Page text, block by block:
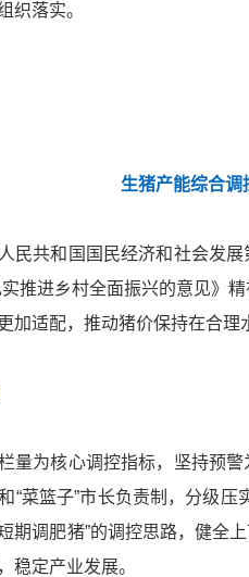
织落实。
生猪产能综合调
民共和国国民经济和社会发
推进乡村全面振兴的意见》
加适配，推动猪价保持在合理
量为核心调控指标，坚持预
“菜篮子”市长负责制，分级
期调肥猪”的调控思路，健全
稳定产业发展。